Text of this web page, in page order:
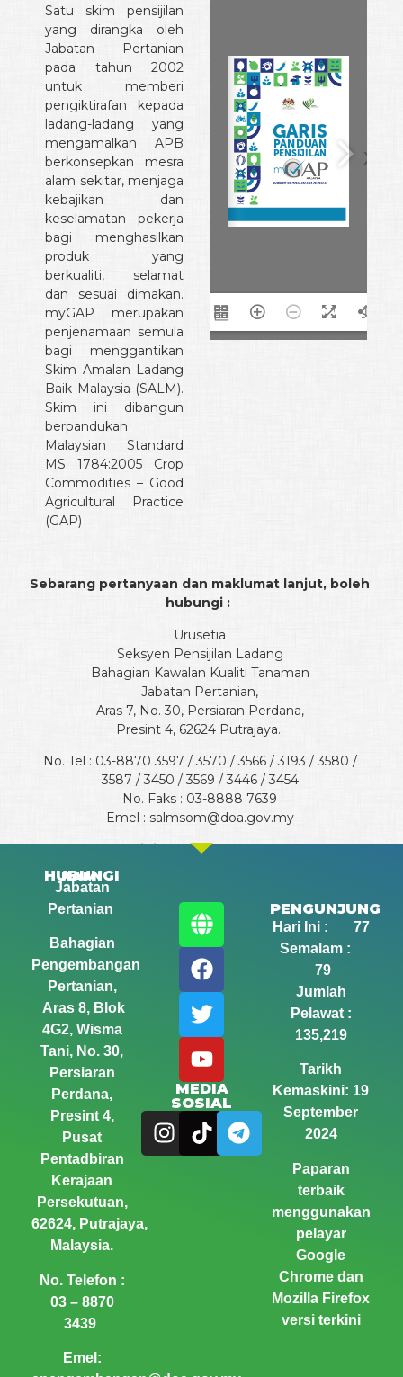
Satu skim pensijilan
yang dirangka oleh
Jabatan Pertanian
pada tahun 2002
untuk memberi
pengiktirafan kepada
ladang-ladang yang
mengamalkan APB
berkonsepkan mesra
alam sekitar, menjaga
kebajikan dan
keselamatan pekerja
bagi menghasilkan
produk yang
berkualiti, selamat
dan sesuai dimakan.
myGAP merupakan
penjenamaan semula
bagi menggantikan
Skim Amalan Ladang
Baik Malaysia (SALM).
Skim ini dibangun
berpandukan
Malaysian Standard
MS 1784:2005 Crop
Commodities – Good
Agricultural Practice
(GAP)
a(1/48)
Sebarang pertanyaan dan maklumat lanjut, boleh
hubungi :
Urusetia
Seksyen Pensijilan Ladang
Bahagian Kawalan Kualiti Tanaman
Jabatan Pertanian,
Aras 7, No. 30, Persiaran Perdana,
Presint 4, 62624 Putrajaya.
No. Tel : 03-8870 3597 / 3570 / 3566 / 3193 / 3580 /
3587 / 3450 / 3569 / 3446 / 3454
No. Faks : 03-8888 7639
Emel : salmsom@doa.gov.my
untuk maklumat lanjut.
HUBUNGI KAMI
Jabatan
Pertanian
Bahagian
Pengembangan
Pertanian,
Aras 8, Blok
4G2, Wisma
Tani, No. 30,
Persiaran
Perdana,
Presint 4,
Pusat
Pentadbiran
Kerajaan
Persekutuan,
62624, Putrajaya,
Malaysia.
No. Telefon :
03 – 8870
3439
Emel:
MEDIA
SOSIAL
PENGUNJUNG
Hari Ini : 77
Semalam :
79
Jumlah
Pelawat :
135,219
Tarikh
Kemaskini: 19
September
2024
Paparan
terbaik
menggunakan
pelayar
Google
Chrome dan
Mozilla Firefox
versi terkini